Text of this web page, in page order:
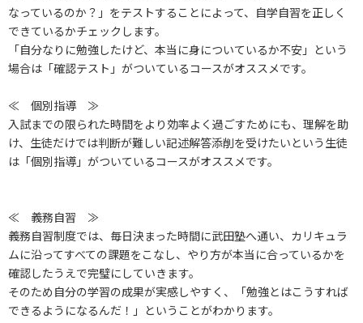
なっているのか？」をテストすることによって、自学自習を正しく
できているかチェックします。
「自分なりに勉強したけど、本当に身についているか不安」という
場合は「確認テスト」がついているコースがオススメです。
≪ 個別指導 ≫
入試までの限られた時間をより効率よく過ごすためにも、理解を助
け、生徒だけでは判断が難しい記述解答添削を受けたいという生徒
は「個別指導」がついているコースがオススメです。
≪ 義務自習 ≫
義務自習制度では、毎日決まった時間に武田塾へ通い、カリキュラ
ムに沿ってすべての課題をこなし、やり方が本当に合っているかを
確認したうえで完璧にしていきます。
そのため自分の学習の成果が実感しやすく、「勉強とはこうすれば
できるようになるんだ！」ということがわかります。